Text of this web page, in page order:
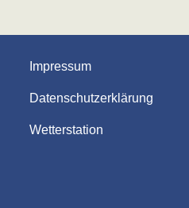
Impressum
Datenschutzerklärung
Wetterstation